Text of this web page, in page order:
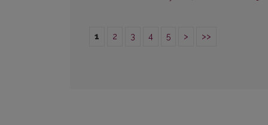
1 2 3 4 5 > >>